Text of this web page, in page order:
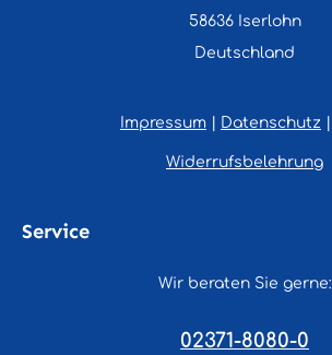
58636 Iserlohn
Deutschland
Impressum Datenschutz
Widerrufsbelehrung
Service
Wir beraten Sie gerne:
02371-8080-0